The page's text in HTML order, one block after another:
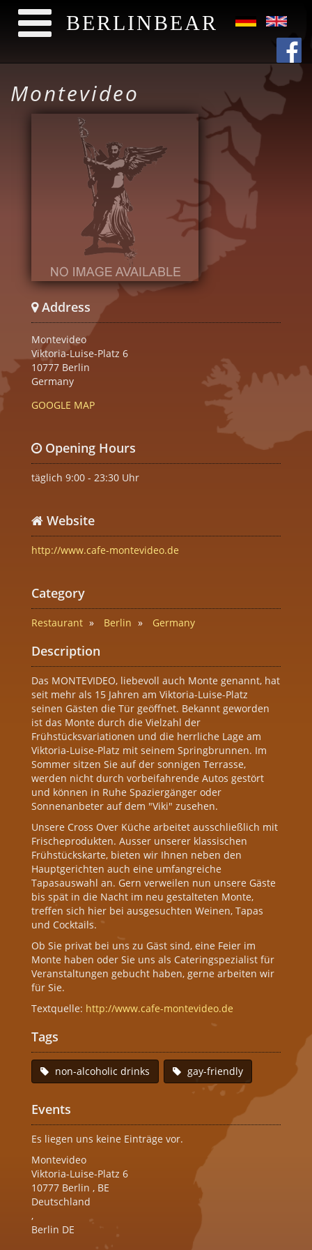
BERLINBEAR
Montevideo
Address
Montevideo
Viktoria-Luise-Platz 6
10777 Berlin
Germany
GOOGLE MAP
Opening Hours
täglich 9:00 - 23:30 Uhr
Website
http://www.cafe-montevideo.de
Category
Restaurant Berlin Germany
Description
Das MONTEVIDEO, liebevoll auch Monte genannt, hat
seit mehr als 15 Jahren am Viktoria-Luise-Platz
seinen Gästen die Tür geöffnet. Bekannt geworden
ist das Monte durch die Vielzahl der
Frühstücksvariationen und die herrliche Lage am
Viktoria-Luise-Platz mit seinem Springbrunnen. Im
Sommer sitzen Sie auf der sonnigen Terrasse,
werden nicht durch vorbeifahrende Autos gestört
und können in Ruhe Spaziergänger oder
Sonnenanbeter auf dem "Viki" zusehen.
Unsere Cross Over Küche arbeitet ausschließlich mit
Frischeprodukten. Ausser unserer klassischen
Frühstückskarte, bieten wir Ihnen neben den
Hauptgerichten auch eine umfangreiche
Tapasauswahl an. Gern verweilen nun unsere Gäste
bis spät in die Nacht im neu gestalteten Monte,
treffen sich hier bei ausgesuchten Weinen, Tapas
und Cocktails.
Ob Sie privat bei uns zu Gäst sind, eine Feier im
Monte haben oder Sie uns als Cateringspezialist für
Veranstaltungen gebucht haben, gerne arbeiten wir
für Sie.
Textquelle: http://www.cafe-montevideo.de
Tags
non-alcoholic drinks gay-friendly
Events
Es liegen uns keine Einträge vor.
Montevideo
Viktoria-Luise-Platz 6
10777 Berlin , BE
Deutschland
,
Berlin DE